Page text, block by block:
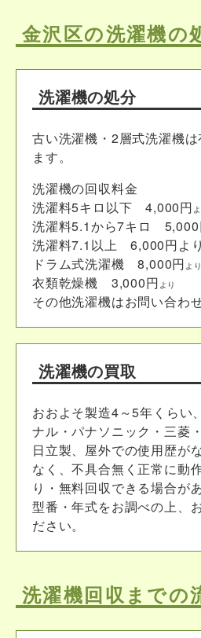
金沢区の洗濯機の
洗濯機の処分
古い洗濯機・2層式洗濯機
ます。
洗濯機の回収料金
洗濯料5キロ以下 4,000円
洗濯料5.1から7キロ 5,000
洗濯料7.1以上 6,000円より
ドラム式洗濯機 8,000円 より
衣類乾燥機 3,000円 より
その他洗濯機はお問い合わ
洗濯機の買取
おおよそ製造4～5年くらい
ナル・パナソニック・三菱
日立製、屋外での使用歴が
なく、不具合無く正常に動
り・無料回収できる場合が
型番・年式をお調べの上、
ださい。
洗濯機回収までの